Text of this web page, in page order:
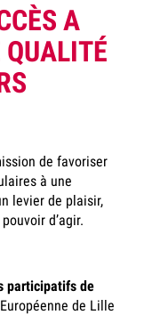
A
QUALITÉ
de favoriser
à une
levier de plaisir,
pouvoir d’agir.
participatifs de
de Lille